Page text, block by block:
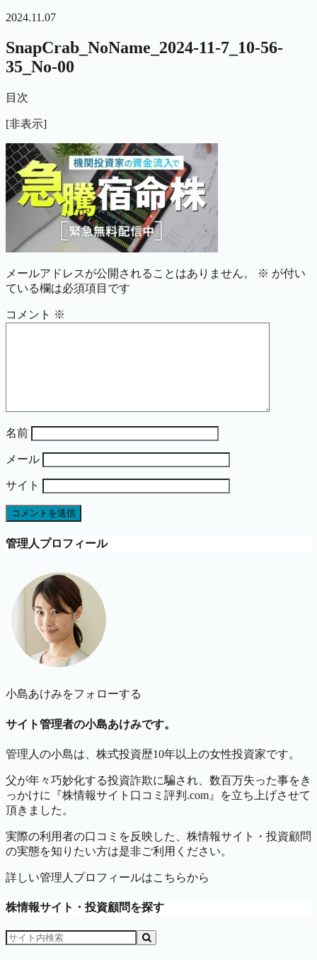
2024.11.07
SnapCrab_NoName_2024-11-7_10-56-
35_No-00
目次
[非表示]
メールアドレスが公開されることはありません。 ※ が付い
ている欄は必須項目です
コメント ※
名前
メール
サイト
管理人プロフィール
小島あけみをフォローする
サイト管理者の小島あけみです。
管理人の小島は、株式投資歴10年以上の女性投資家です。
父が年々巧妙化する投資詐欺に騙され、数百万失った事をき
っかけに『株情報サイト口コミ評判.com』を立ち上げさせて
頂きました。
実際の利用者の口コミを反映した、株情報サイト・投資顧問
の実態を知りたい方は是非ご利用ください。
詳しい管理人プロフィールはこちらから
株情報サイト・投資顧問を探す